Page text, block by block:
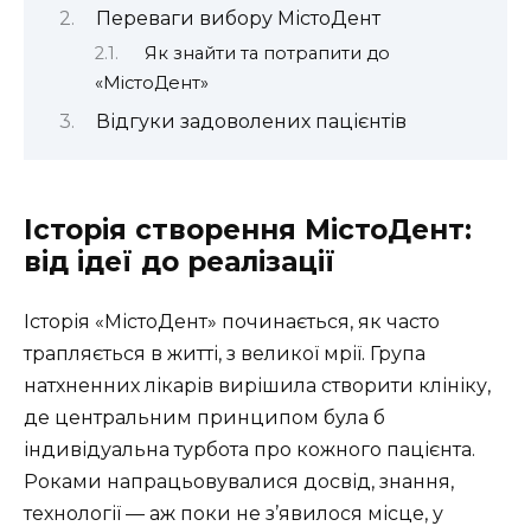
Переваги вибору МістоДент
Як знайти та потрапити до
«МістоДент»
Відгуки задоволених пацієнтів
Історія створення МістоДент:
від ідеї до реалізації
Історія «МістоДент» починається, як часто
трапляється в житті, з великої мрії. Група
натхненних лікарів вирішила створити клініку,
де центральним принципом була б
індивідуальна турбота про кожного пацієнта.
Роками напрацьовувалися досвід, знання,
технології — аж поки не з’явилося місце, у